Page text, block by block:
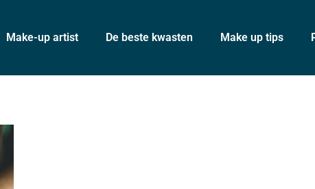
Make-up artist De beste kwasten Make up tips